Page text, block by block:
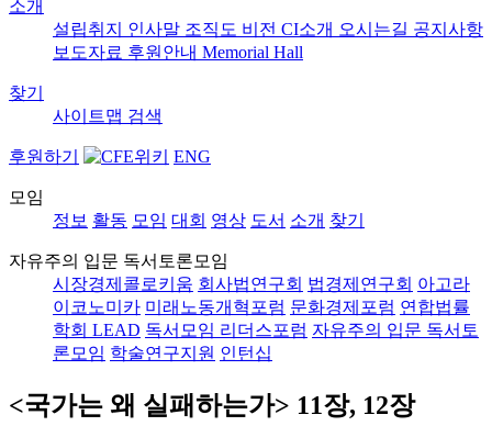
소개
설립취지 인사말 조직도 비전 CI소개 오시는길 공지사항
보도자료 후원안내 Memorial Hall
찾기
사이트맵 검색
후원하기 ENG
모임
정보 활동 모임 대회 영상 도서 소개 찾기
자유주의 입문 독서토론모임
시장경제콜로키움 회사법연구회 법경제연구회 아고라
이코노미카 미래노동개혁포럼 문화경제포럼 연합법률
학회 LEAD 독서모임 리더스포럼 자유주의 입문 독서토
론모임 학술연구지원 인턴십
<국가는 왜 실패하는가> 11장, 12장